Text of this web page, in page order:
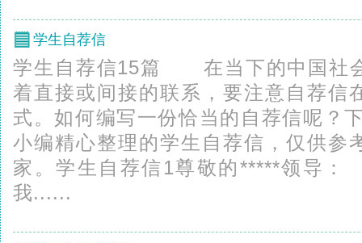
学生自荐信
学生自荐信15篇 在当下的中国社
着直接或间接的联系，要注意自荐信
式。如何编写一份恰当的自荐信呢？
小编精心整理的学生自荐信，仅供参
家。学生自荐信1尊敬的*****领
我......